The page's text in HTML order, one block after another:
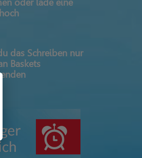
das Schreiben nur
Baskets